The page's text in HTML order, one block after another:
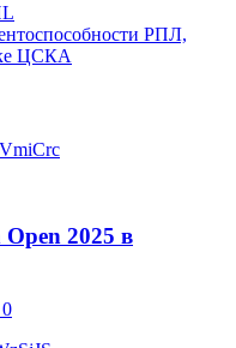
РПЛ,
ЦСКА
2025 в
0